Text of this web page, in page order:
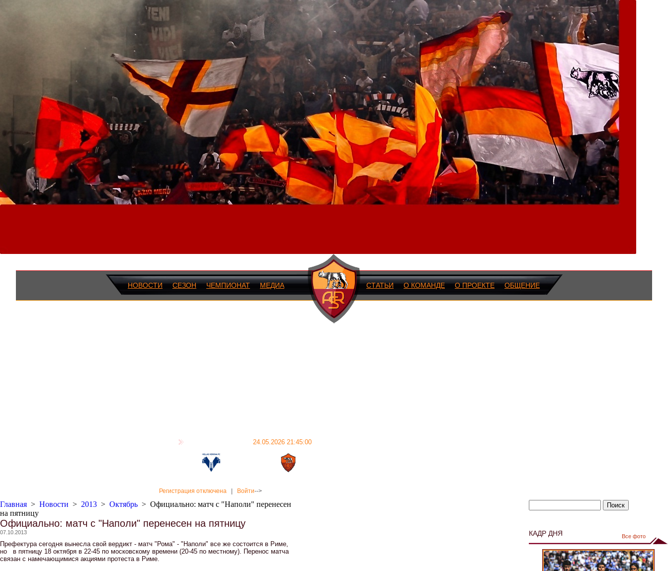
НОВОСТИ СЕЗОН ЧЕМПИОНАТ МЕДИА СТАТЬИ О КОМАНДЕ О ПРОЕКТЕ ОБЩЕНИЕ
24.05.2026 21:45:00
Регистрация отключена Войти-->
Главная > Новости > 2013 > Октябрь > Официально: матч с "Наполи" перенесен
на пятницу
Официально: матч с "Наполи" перенесен на пятницу
07.10.2013
Префектура сегодня вынесла свой вердикт - матч "Рома" - "Наполи" все же состоится в Риме,
но в пятницу 18 октября в 22-45 по московскому времени (20-45 по местному). Перенос матча
связан с намечающимися акциями протеста в Риме.
КАДР ДНЯ Все фото